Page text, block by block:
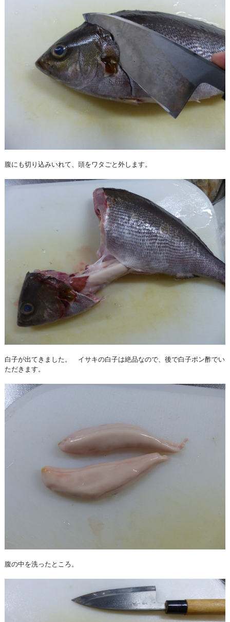
腹にも切り込みいれて、頭をワタごと外します。
白子が出てきました。 イサキの白子は絶品なので、後で白子ポン酢でい
ただきます。
腹の中を洗ったところ。